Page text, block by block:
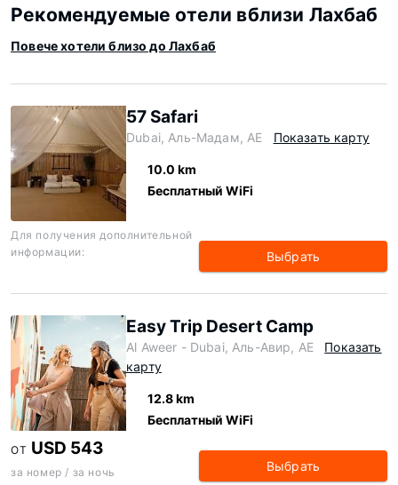
Рекомендуемые отели вблизи Лахбаб
Повече хотели близо до Лахбаб
57 Safari
Dubai, Аль-Мадам, AE Показать карту
10.0 km
Бесплатный WiFi
Для получения дополнительной
информации:
Выбрать
Easy Trip Desert Camp
Al Aweer - Dubai, Аль-Авир, AE
Показать
карту
12.8 km
Бесплатный WiFi
ОТ USD 543
за номер / за ночь Выбрать